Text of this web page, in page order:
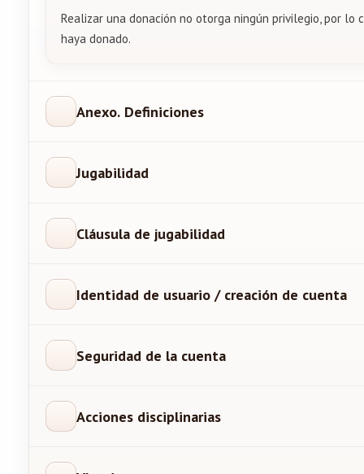
Realizar una donación no otorga ningún privilegio, por
haya donado.
Anexo. Definiciones
Jugabilidad
Cláusula de jugabilidad
Identidad de usuario / creación de cuenta
Seguridad de la cuenta
Acciones disciplinarias